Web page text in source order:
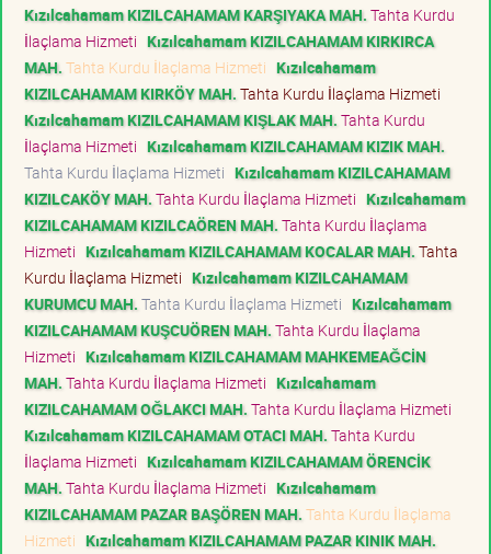
Kızılcahamam KIZILCAHAMAM KARŞIYAKA MAH. Tahta Kurdu
İlaçlama Hizmeti Kızılcahamam KIZILCAHAMAM KIRKIRCA
MAH. Tahta Kurdu İlaçlama Hizmeti Kızılcahamam
KIZILCAHAMAM KIRKÖY MAH. Tahta Kurdu İlaçlama Hizmeti
Kızılcahamam KIZILCAHAMAM KIŞLAK MAH. Tahta Kurdu
İlaçlama Hizmeti Kızılcahamam KIZILCAHAMAM KIZIK MAH.
Tahta Kurdu İlaçlama Hizmeti Kızılcahamam KIZILCAHAMAM
KIZILCAKÖY MAH. Tahta Kurdu İlaçlama Hizmeti Kızılcahamam
KIZILCAHAMAM KIZILCAÖREN MAH. Tahta Kurdu İlaçlama
Hizmeti Kızılcahamam KIZILCAHAMAM KOCALAR MAH. Tahta
Kurdu İlaçlama Hizmeti Kızılcahamam KIZILCAHAMAM
KURUMCU MAH. Tahta Kurdu İlaçlama Hizmeti Kızılcahamam
KIZILCAHAMAM KUŞCUÖREN MAH. Tahta Kurdu İlaçlama
Hizmeti Kızılcahamam KIZILCAHAMAM MAHKEMEAĞCİN
MAH. Tahta Kurdu İlaçlama Hizmeti Kızılcahamam
KIZILCAHAMAM OĞLAKCI MAH. Tahta Kurdu İlaçlama Hizmeti
Kızılcahamam KIZILCAHAMAM OTACI MAH. Tahta Kurdu
İlaçlama Hizmeti Kızılcahamam KIZILCAHAMAM ÖRENCİK
MAH. Tahta Kurdu İlaçlama Hizmeti Kızılcahamam
KIZILCAHAMAM PAZAR BAŞÖREN MAH. Tahta Kurdu İlaçlama
Hizmeti Kızılcahamam KIZILCAHAMAM PAZAR KINIK MAH.